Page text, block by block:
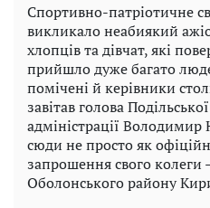
Спортивно-патріотичне
викликало неабиякий
хлопців та дівчат, які
прийшло дуже багато
помічені й керівники
завітав голова
адміністрації
сюди не просто як
запрошення свого колеги
Оболонського району